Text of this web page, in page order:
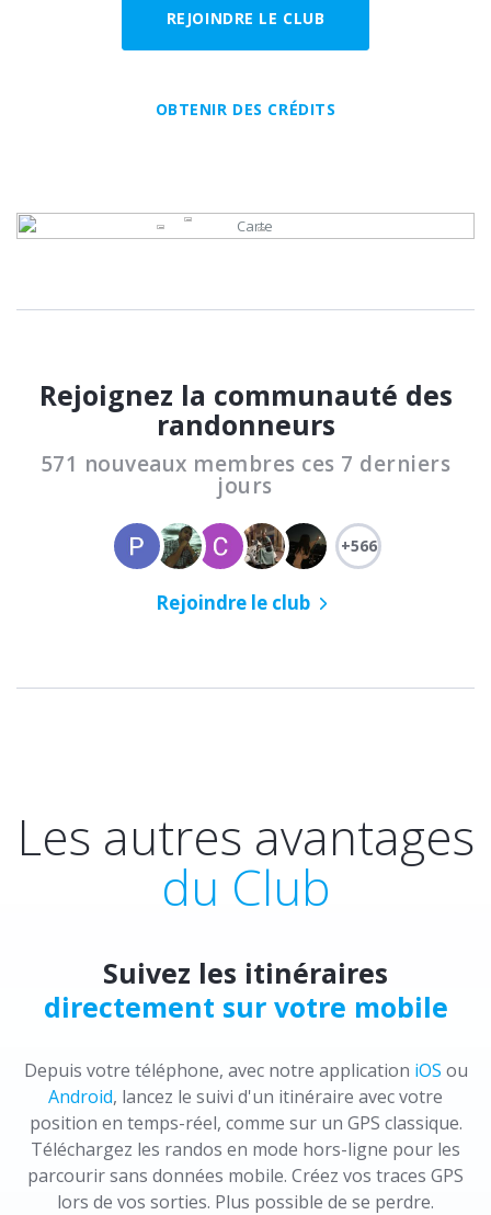
REJOINDRE LE CLUB
OBTENIR DES CRÉDITS
Rejoignez la communauté des
randonneurs
571 nouveaux membres ces 7 derniers
jours
+566
Rejoindre le club
Les autres avantages
du Club
Suivez les itinéraires
directement sur votre mobile
Depuis votre téléphone, avec notre application iOS ou
Android, lancez le suivi d'un itinéraire avec votre
position en temps-réel, comme sur un GPS classique.
Téléchargez les randos en mode hors-ligne pour les
parcourir sans données mobile. Créez vos traces GPS
lors de vos sorties. Plus possible de se perdre.